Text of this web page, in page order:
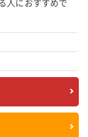
人におすすめで